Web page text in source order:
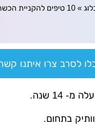
» 10 טיפים להקניית הכשרה מקצועית בשיתוף פעולה עם עורכי דין
לסרב צרו איתנו
14 שנה.
בתחום.